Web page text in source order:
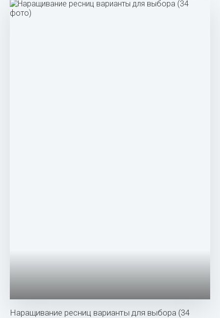
Наращивание ресниц варианты для выбора (34